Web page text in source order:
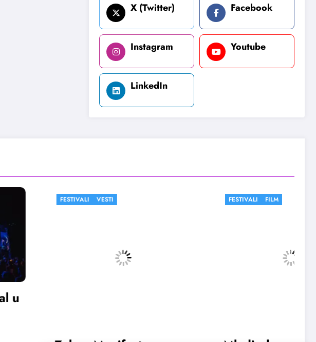
X (Twitter) Facebook
Instagram Youtube
LinkedIn